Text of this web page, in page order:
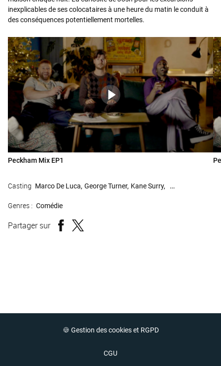
inexplicables de ses colocataires à une heure du matin le conduit à
des conséquences potentiellement mortelles.
Peckham Mix EP1
Casting Marco De Luca George Turner Kane Surry Janak Nirmal
Genres : Comédie
Partager sur
🍪 Gestion des cookies et RGPD
CGU